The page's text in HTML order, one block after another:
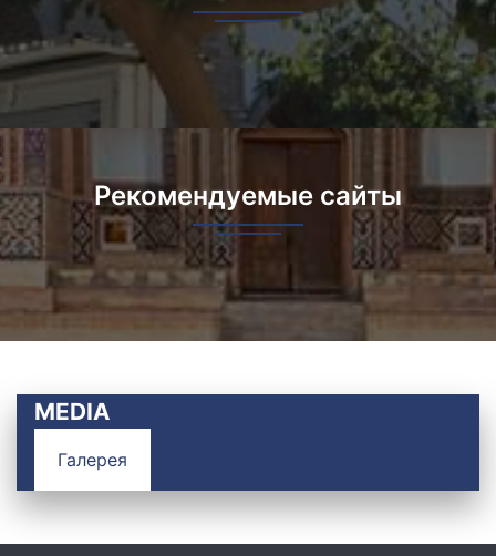
Рекомендуемые сайты
MEDIA
Галерея